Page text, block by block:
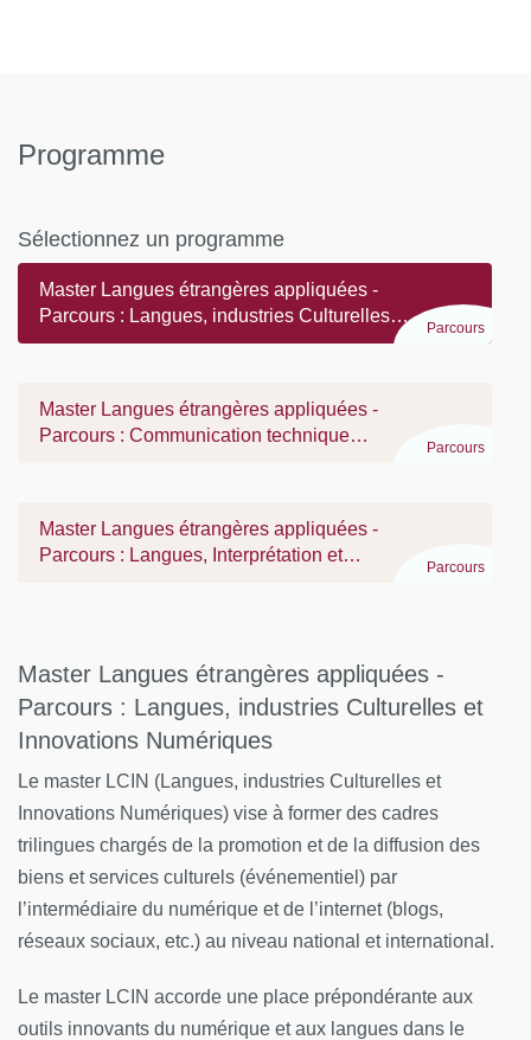
Programme
Sélectionnez un programme
Master Langues étrangères appliquées -
Parcours : Langues, industries Culturelles
et Innovations Numériques
Parcours
Master Langues étrangères appliquées -
Parcours : Communication technique
Parcours
Master Langues étrangères appliquées -
Parcours : Langues, Interprétation et
Parcours
Master Langues étrangères appliquées -
Parcours : Langues, industries Culturelles et
Innovations Numériques
Le master LCIN (Langues, industries Culturelles et
Innovations Numériques) vise à former des cadres
trilingues chargés de la promotion et de la diffusion des
biens et services culturels (événementiel) par
l’intermédiaire du numérique et de l’internet (blogs,
réseaux sociaux, etc.) au niveau national et international.
Le master LCIN accorde une place prépondérante aux
outils innovants du numérique et aux langues dans le